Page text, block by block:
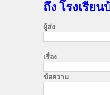
ถึง โรงเรีย
ผู้ส่ง
เรื่อง
ข้อความ